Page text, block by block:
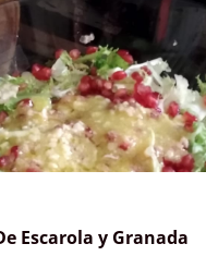
Escarola y Granada